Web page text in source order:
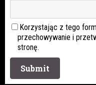
Korzystając z tego
przechowywanie i
stronę.